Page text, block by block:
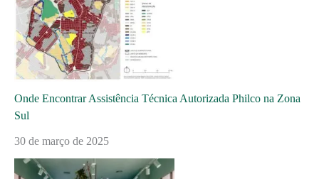
Onde Encontrar Assistência Técnica Autorizada Philco na Zona
Sul
30 de março de 2025